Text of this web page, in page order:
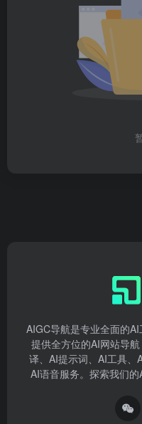
AIGC导航是专业全面的
提供全方位的AI网站导
译、AI提示词、AI工具、
AI语音服务。探索我们